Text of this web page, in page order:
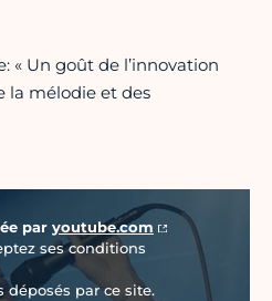
« Un goût de l’innovation
la mélodie et des
par youtube.com
ses conditions
déposés par ce site.